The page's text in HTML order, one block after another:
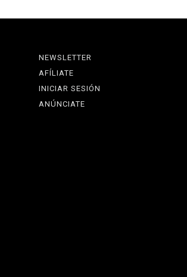
NEWSLETTER
AFÍLIATE
INICIAR SESIÓN
ANÚNCIATE